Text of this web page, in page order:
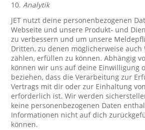
10.Analytik
JET nutzt deine personenbezogenen
Webseite und unsere Produkt- und
zu verbessern und um unsere
Dritten, zu denen möglicherweise
zählen, erfüllen zu können. Abhängig
können wir uns auf deine Einwilligung
beziehen, dass die Verarbeitung zur
Vertrags mit dir oder zur Einhaltung
erforderlich ist. Wir werden
keine personenbezogenen Daten
Informationen nicht auf dich
können.